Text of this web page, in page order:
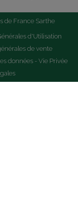
de France Sarthe
d'Utilisation
de vente
données - Vie Privée